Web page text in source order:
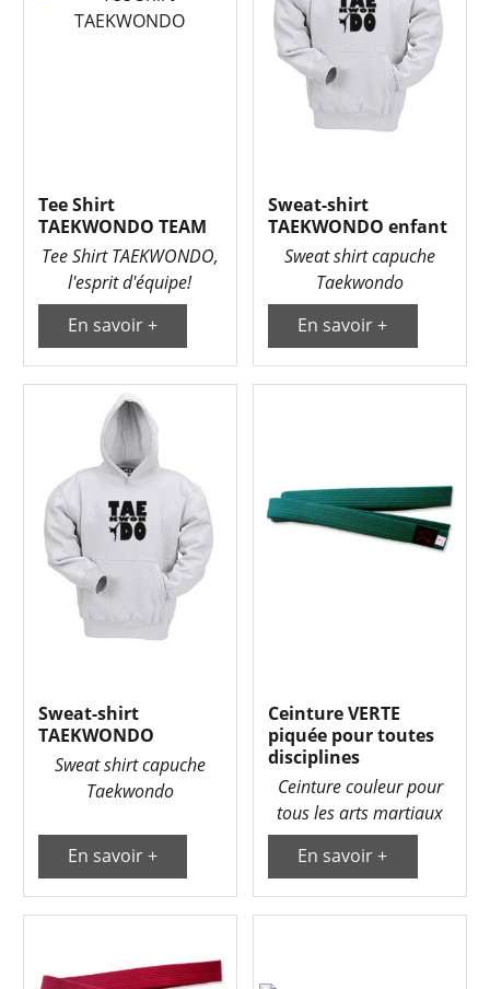
Tee Shirt
TAEKWONDO TEAM
Tee Shirt TAEKWONDO,
l'esprit d'équipe!
En savoir +
Sweat-shirt
TAEKWONDO enfant
Sweat shirt capuche
Taekwondo
En savoir +
Sweat-shirt
TAEKWONDO
Sweat shirt capuche
Taekwondo
En savoir +
Ceinture VERTE
piquée pour toutes
disciplines
Ceinture couleur pour
tous les arts martiaux
En savoir +